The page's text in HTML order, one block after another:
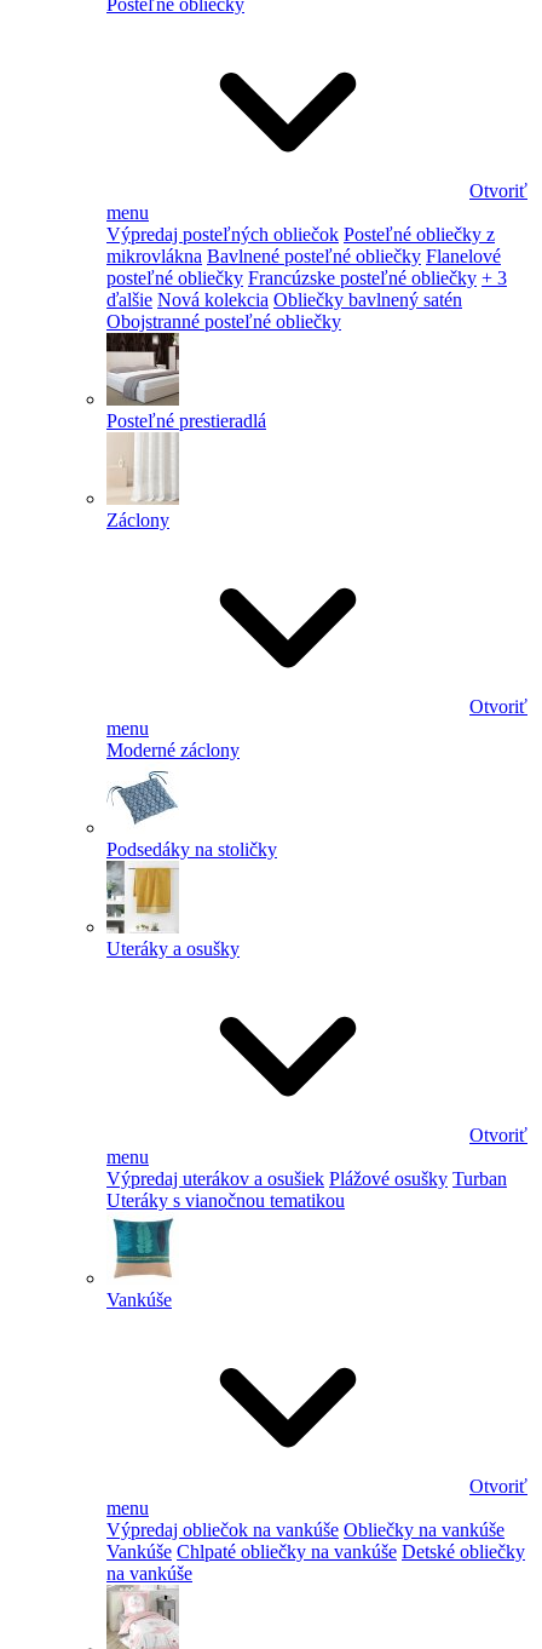
Posteľné obliečky
Otvoriť
menu
Výpredaj posteľných obliečok Posteľné obliečky z
mikrovlákna Bavlnené posteľné obliečky Flanelové
posteľné obliečky Francúzske posteľné obliečky + 3
ďalšie Nová kolekcia Obliečky bavlnený satén
Obojstranné posteľné obliečky
Posteľné prestieradlá
Záclony
Otvoriť
menu
Moderné záclony
Podsedáky na stoličky
Uteráky a osušky
Otvoriť
menu
Výpredaj uterákov a osušiek Plážové osušky Turban
Uteráky s vianočnou tematikou
Vankúše
Otvoriť
menu
Výpredaj obliečok na vankúše Obliečky na vankúše
Vankúše Chlpaté obliečky na vankúše Detské obliečky
na vankúše